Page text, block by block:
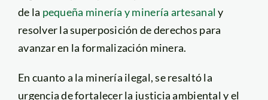
de la pequeña minería y minería artesanaly
resolver la superposición de derechos para
avanzar en la formalización minera.
En cuanto a la minería ilegal, se resaltó la
urgencia de fortalecer la justicia ambiental y el